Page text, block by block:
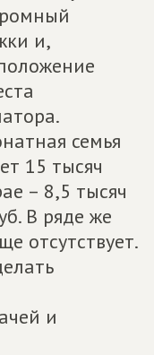
и,
семья
15 тысяч
– 8,5 тысяч
В ряде же
отсутствует.
и